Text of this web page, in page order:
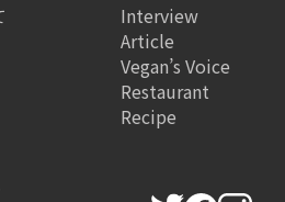
Interview
Article
Vegan’s Voice
Restaurant
Recipe